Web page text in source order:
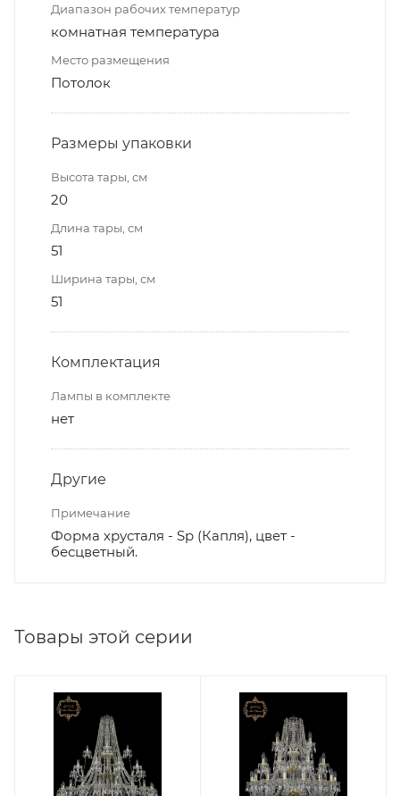
Диапазон рабочих температур
комнатная температура
Место размещения
Потолок
Размеры упаковки
Высота тары, см
20
Длина тары, см
51
Ширина тары, см
51
Комплектация
Лампы в комплекте
нет
Другие
Примечание
Форма хрусталя - Sp (Капля), цвет -
бесцветный.
Товары этой серии